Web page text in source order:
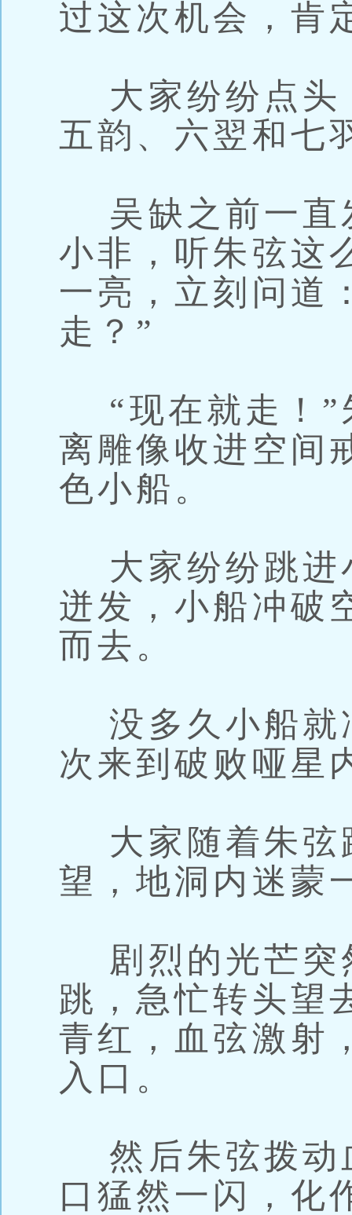
过这次机会，肯
大家纷纷点头
五韵、六翌和七
吴缺之前一直
小非，听朱弦这
一亮，立刻问道
走？”
“现在就走！”
离雕像收进空间
色小船。
大家纷纷跳进
迸发，小船冲破
而去。
没多久小船就
次来到破败哑星
大家随着朱弦
望，地洞内迷蒙
剧烈的光芒突
跳，急忙转头望
青红，血弦激射
入口。
然后朱弦拨动
口猛然一闪，化